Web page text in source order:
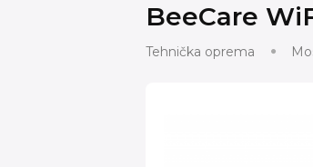
BeeCare
Tehnička oprema